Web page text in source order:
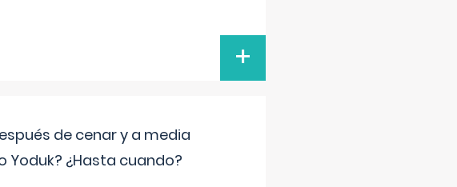
+
de cenar y a media
¿Hasta cuando?